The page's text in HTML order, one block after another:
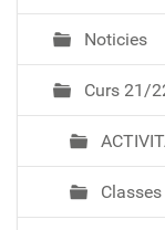
Noticies
Curs 21/